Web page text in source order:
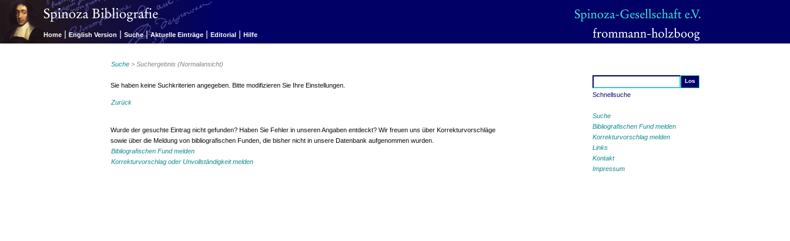
Home | English Version | Suche | Aktuelle Einträge | Editorial | Hilfe
Schnellsuche
Suche
Bibliografischen Fund melden
Korrekturvorschlag melden
Links
Kontakt
Impressum
Suche > Suchergebnis (Normalansicht)
Sie haben keine Suchkriterien angegeben. Bitte modifizieren Sie Ihre Einstellungen.
Zurück
Wurde der gesuchte Eintrag nicht gefunden? Haben Sie Fehler in unseren Angaben entdeckt? Wir freuen uns über Korrekturvorschläge
sowie über die Meldung von bibliografischen Funden, die bisher nicht in unsere Datenbank aufgenommen wurden.
Bibliografischen Fund melden
Korrekturvorschlag oder Unvollständigkeit melden